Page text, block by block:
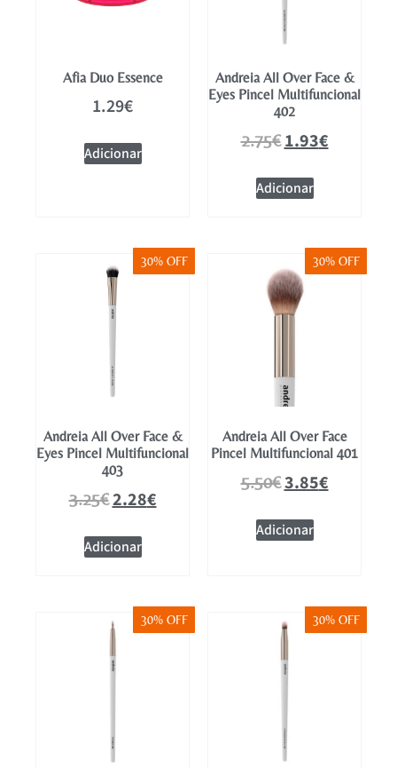
Afia Duo Essence
1.29€
Adicionar
Andreia All Over Face &
Eyes Pincel Multifuncional
402
2.75€1.93€
Adicionar
30% OFF
Andreia All Over Face &
Eyes Pincel Multifuncional
403
3.25€2.28€
Adicionar
30% OFF
Andreia All Over Face
Pincel Multifuncional 401
5.50€3.85€
Adicionar
30% OFF 30% OFF